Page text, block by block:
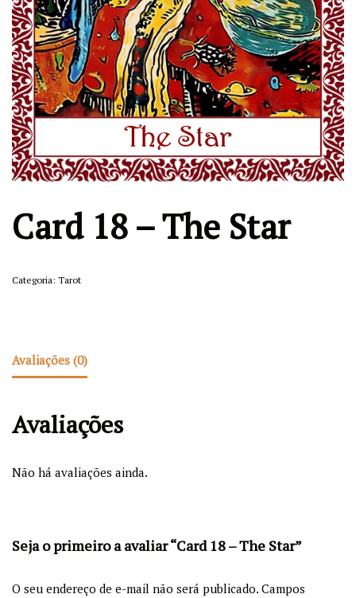
Card 18 – The Star
Categoria: Tarot
Avaliações (0)
Avaliações
Não há avaliações ainda.
Seja o primeiro a avaliar “Card 18 – The Star”
O seu endereço de e-mail não será publicado. Campos